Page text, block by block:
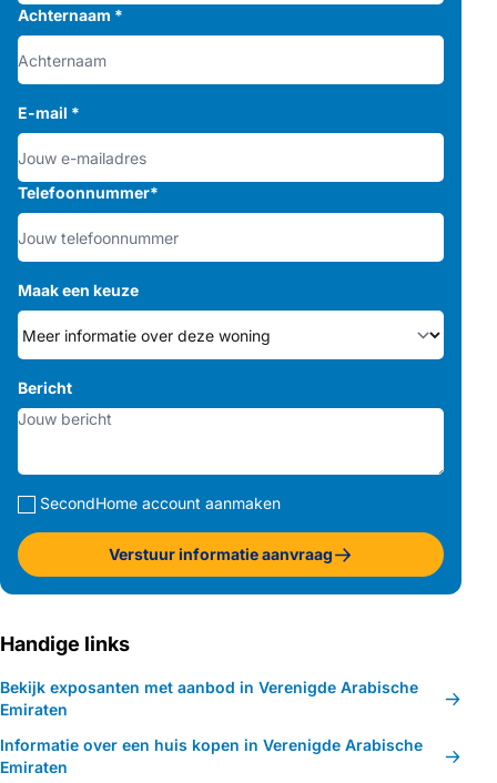
Achternaam *
E-mail *
Telefoonnummer*
Maak een keuze
Bericht
SecondHome account aanmaken
Verstuur informatie aanvraag
Handige links
Bekijk exposanten met aanbod in Verenigde Arabische
Emiraten
Informatie over een huis kopen in Verenigde Arabische
Emiraten